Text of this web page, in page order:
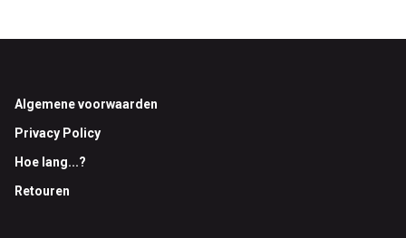
Footer
Algemene voorwaarden
Privacy Policy
Hoe lang...?
Retouren